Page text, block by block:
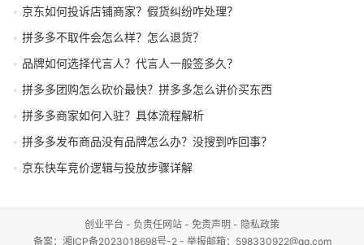
京东如何投诉店铺商家？假货纠纷咋处理？
拼多多不取件会怎么样？怎么退货？
品牌如何选择代言人？代言人一般签多久？
拼多多团购怎么砍价最快？拼多多怎么讲价买东西
拼多多商家如何入驻？具体流程解析
拼多多发布商品没有品牌怎么办？没搜到咋回事？
京东快车竞价逻辑与投放步骤详解
创业平台 - 负责任网站 - 免责声明 - 隐私政策
备案： 湘ICP备2023018698号-2- 举报邮箱：598330922@qq.com